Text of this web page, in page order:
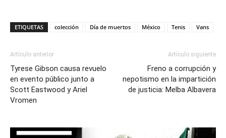
ETIQUETAS colección Día de muertos México Tenis Vans
Artículo anterior
Tyrese Gibson causa revuelo
en evento público junto a
Scott Eastwood y Ariel
Vromen
Artículo siguiente
Freno a corrupción y
nepotismo en la impartición
de justicia: Melba Albavera